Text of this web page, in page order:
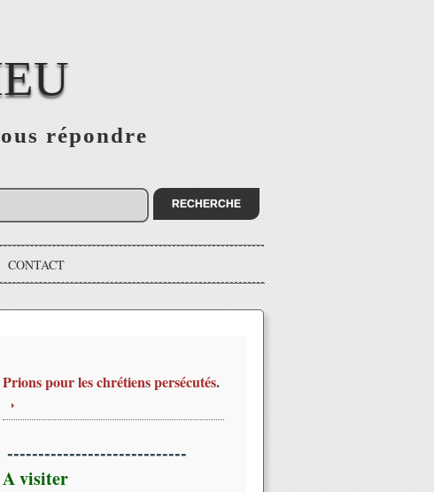
répondre
CONTACT
Prions pour les chrétiens persécutés.
-----------------------------
A visiter